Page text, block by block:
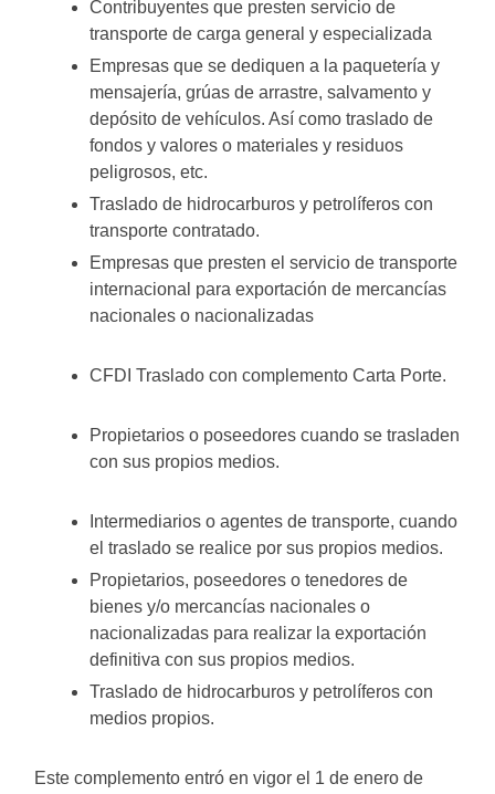
Contribuyentes que presten servicio de
transporte de carga general y especializada
Empresas que se dediquen a la paquetería y
mensajería, grúas de arrastre, salvamento y
depósito de vehículos. Así como traslado de
fondos y valores o materiales y residuos
peligrosos, etc.
Traslado de hidrocarburos y petrolíferos con
transporte contratado.
Empresas que presten el servicio de transporte
internacional para exportación de mercancías
nacionales o nacionalizadas
CFDI Traslado con complemento Carta Porte.
Propietarios o poseedores cuando se trasladen
con sus propios medios.
Intermediarios o agentes de transporte, cuando
el traslado se realice por sus propios medios.
Propietarios, poseedores o tenedores de
bienes y/o mercancías nacionales o
nacionalizadas para realizar la exportación
definitiva con sus propios medios.
Traslado de hidrocarburos y petrolíferos con
medios propios.
Este complemento entró en vigor el 1 de enero de